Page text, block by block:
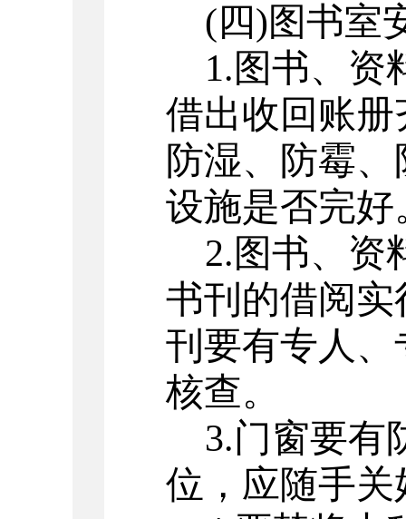
(四)图书室
1.图书、资
借出收回账
防湿、防霉
设施是否完好
2.图书、资
书刊的借阅
刊要有专人
核查。
3.门窗要有
位，应随手